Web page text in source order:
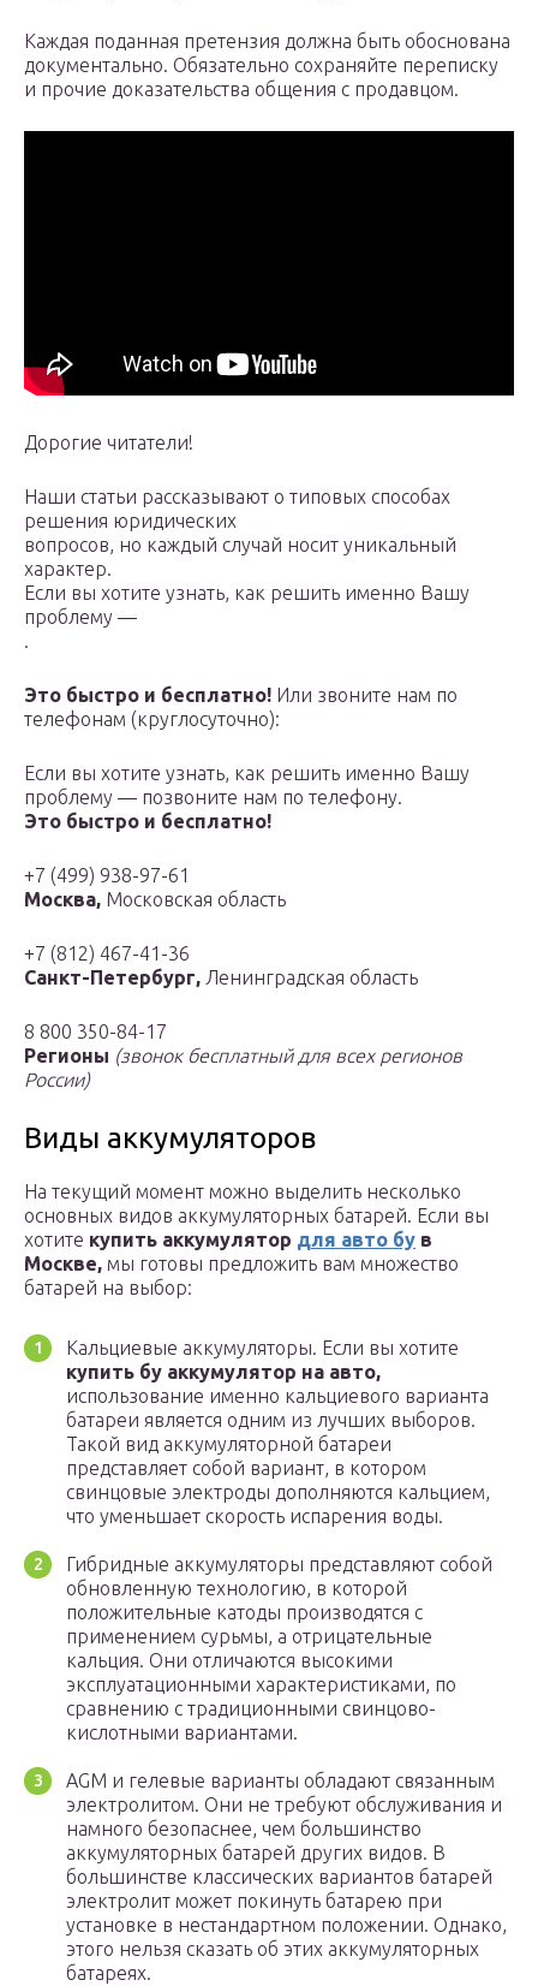
Каждая поданная претензия должна быть обоснована
документально. Обязательно сохраняйте переписку
и прочие доказательства общения с продавцом.
Дорогие читатели!
Наши статьи рассказывают о типовых способах
решения юридических
вопросов, но каждый случай носит уникальный
характер.
Если вы хотите узнать, как решить именно Вашу
проблему —
.
Это быстро и бесплатно! Или звоните нам по
телефонам (круглосуточно):
Если вы хотите узнать, как решить именно Вашу
проблему — позвоните нам по телефону.
Это быстро и бесплатно!
+7 (499) 938-97-61
Москва, Московская область
+7 (812) 467-41-36
Санкт-Петербург, Ленинградская область
8 800 350-84-17
Регионы (звонок бесплатный для всех регионов
России)
Виды аккумуляторов
На текущий момент можно выделить несколько
основных видов аккумуляторных батарей. Если вы
хотите купить аккумулятор для авто бу в
Москве, мы готовы предложить вам множество
батарей на выбор:
Кальциевые аккумуляторы. Если вы хотите
купить бу аккумулятор на авто,
использование именно кальциевого варианта
батареи является одним из лучших выборов.
Такой вид аккумуляторной батареи
представляет собой вариант, в котором
свинцовые электроды дополняются кальцием,
что уменьшает скорость испарения воды.
Гибридные аккумуляторы представляют собой
обновленную технологию, в которой
положительные катоды производятся с
применением сурьмы, а отрицательные
кальция. Они отличаются высокими
эксплуатационными характеристиками, по
сравнению с традиционными свинцово-
кислотными вариантами.
AGM и гелевые варианты обладают связанным
электролитом. Они не требуют обслуживания и
намного безопаснее, чем большинство
аккумуляторных батарей других видов. В
большинстве классических вариантов батарей
электролит может покинуть батарею при
установке в нестандартном положении. Однако,
этого нельзя сказать об этих аккумуляторных
батареях.